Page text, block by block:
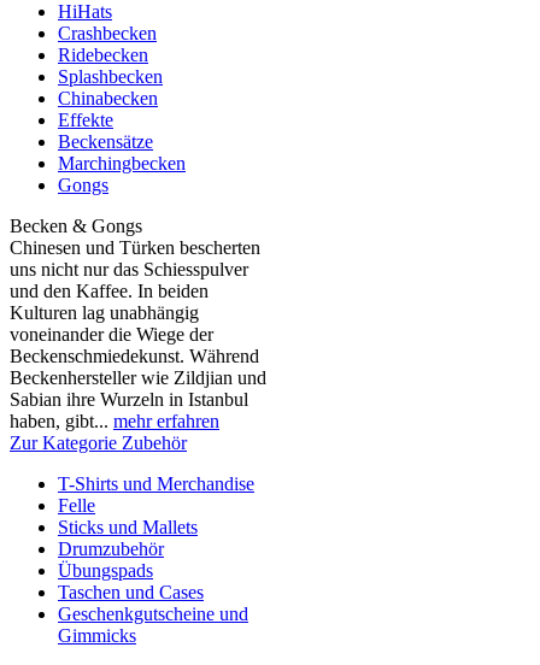
HiHats
Crashbecken
Ridebecken
Splashbecken
Chinabecken
Effekte
Beckensätze
Marchingbecken
Gongs
Becken & Gongs
Chinesen und Türken bescherten
uns nicht nur das Schiesspulver
und den Kaffee. In beiden
Kulturen lag unabhängig
voneinander die Wiege der
Beckenschmiedekunst. Während
Beckenhersteller wie Zildjian und
Sabian ihre Wurzeln in Istanbul
haben, gibt... mehr erfahren
Zur Kategorie Zubehör
T-Shirts und Merchandise
Felle
Sticks und Mallets
Drumzubehör
Übungspads
Taschen und Cases
Geschenkgutscheine und
Gimmicks